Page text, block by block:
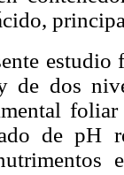
estudio
de dos
de pH